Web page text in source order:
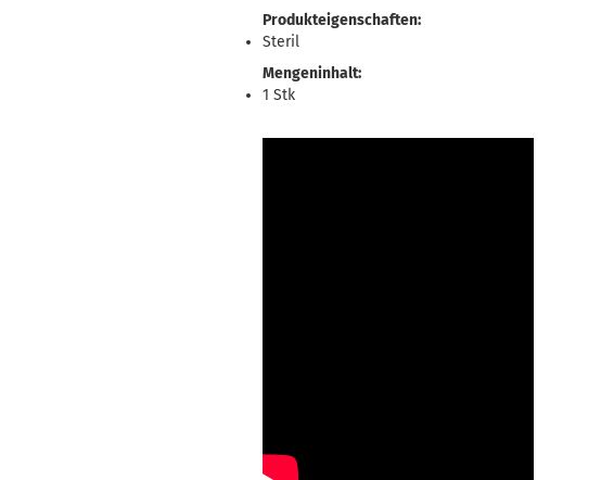
Produkteigenschaften:
Steril
Mengeninhalt:
1 Stk